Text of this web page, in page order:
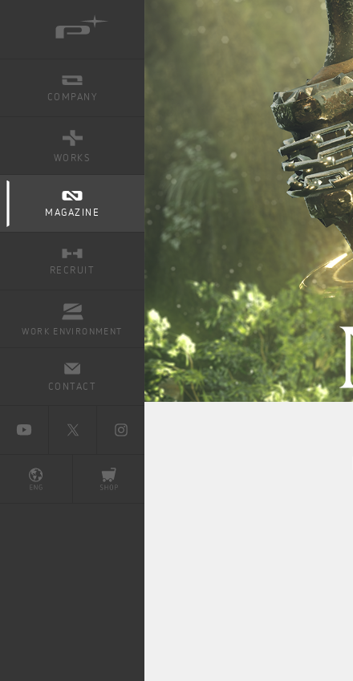
COMPANY
WORKS
NINJA GAIDEN 4
ベヨネッタ オリジンズ:
セレッサと迷子の悪魔
BAYONETTA 3
ベヨネッタ3
BAYONETTA 2
MAGAZINE
RECRUIT
WORK ENVIRONMENT
CONTACT